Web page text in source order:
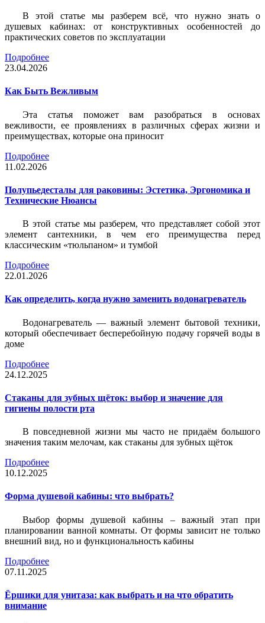
В этой статье мы разберем всё, что нужно знать о
душевых кабинах: от конструктивных особенностей до
практических советов по эксплуатации
Подробнее
23.04.2026
Как Быть Вежливым
Эта статья поможет вам разобраться в основах
вежливости, ее проявлениях в различных сферах жизни и
преимуществах, которые она приносит
Подробнее
11.02.2026
Полупьедесталы для раковины: Эстетика, Эргономика и
Технические Нюансы
В этой статье мы разберем, что представляет собой этот
элемент сантехники, в чем его преимущества перед
классическим «тюльпаном» и тумбой
Подробнее
22.01.2026
Как определить, когда нужно заменить водонагреватель
Водонагреватель — важный элемент бытовой техники,
который обеспечивает бесперебойную подачу горячей воды в
доме
Подробнее
24.12.2025
Стаканы для зубных щёток: выбор и значение для
гигиены полости рта
В повседневной жизни мы часто не придаём большого
значения таким мелочам, как стаканы для зубных щёток
Подробнее
10.12.2025
Форма душевой кабины: что выбрать?
Выбор формы душевой кабины – важный этап при
планировании ванной комнаты. От формы зависит не только
внешний вид, но и функциональность кабины
Подробнее
07.11.2025
Ёршики для унитаза: как выбрать и на что обратить
внимание